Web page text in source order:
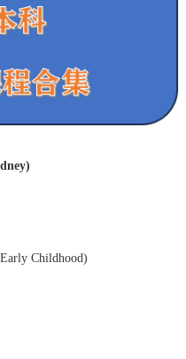
Childhood)